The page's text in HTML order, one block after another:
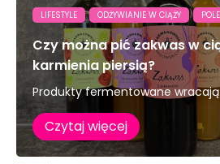
LIFESTYLE ODŻYWIANIE W CIĄŻY
Czy można pić zakwas w
karmienia piersią?
Produkty fermentowane wracają
Czytaj więcej